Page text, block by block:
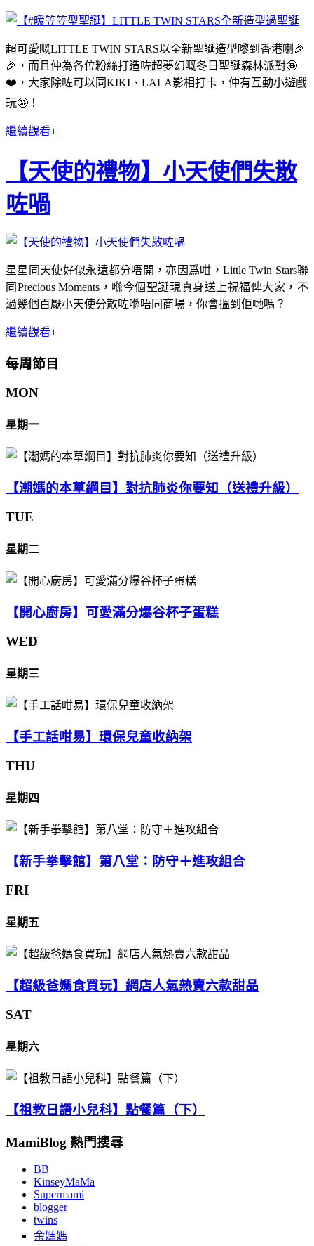
超可愛嘅LITTLE TWIN STARS以全新聖誕造型嚟到香港喇🎉
🎉，而且仲為各位粉絲打造咗超夢幻嘅冬日聖誕森林派對🤩
❤️，大家除咗可以同KIKI、LALA影相打卡，仲有互動小遊戲
玩🤩！
繼續觀看+
【天使的禮物】小天使們失散
咗喎
星星同天使好似永遠都分唔開，亦因爲咁，Little Twin Stars聯
同Precious Moments，喺今個聖誕現真身送上祝福俾大家，不
過幾個百厭小天使分散咗喺唔同商場，你會搵到佢哋嗎？
繼續觀看+
每周節目
MON
星期一
【潮媽的本草綱目】對抗肺炎你要知（送禮升級）
TUE
星期二
【開心廚房】可愛滿分爆谷杯子蛋糕
WED
星期三
【手工話咁易】環保兒童收納架
THU
星期四
【新手拳擊館】第八堂：防守＋進攻組合
FRI
星期五
【超級爸媽食買玩】網店人氣熱賣六款甜品
SAT
星期六
【祖教日語小兒科】點餐篇（下）
MamiBlog 熱門搜尋
BB
KinseyMaMa
Supermami
blogger
twins
余媽媽